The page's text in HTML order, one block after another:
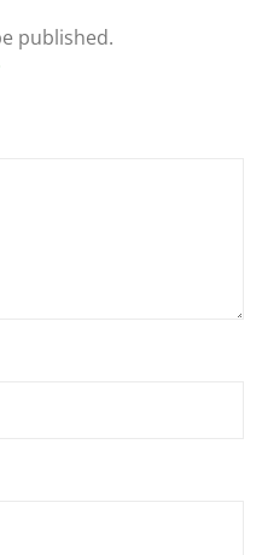
published.